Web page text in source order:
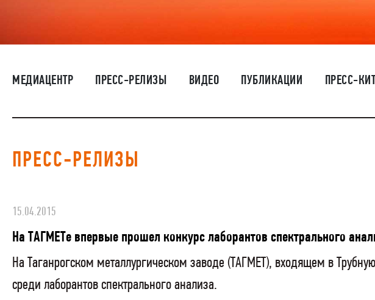
МЕДИАЦЕНТР ПРЕСС-РЕЛИЗЫ ВИДЕО ПУБЛИКАЦИИ ПРЕСС-
ПРЕСС-РЕЛИЗЫ
15.04.2015
На ТАГМЕТе впервые прошел конкурс лаборантов спектрального
На Таганрогском металлургическом заводе (ТАГМЕТ), входящем в
среди лаборантов спектрального анализа.